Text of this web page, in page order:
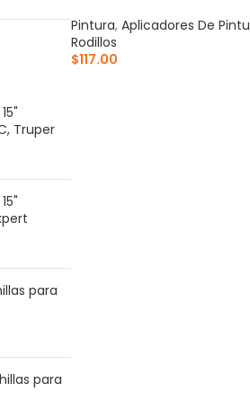
Truper
para
para
Pintura, Aplicadores De
Rodillos
$117.00